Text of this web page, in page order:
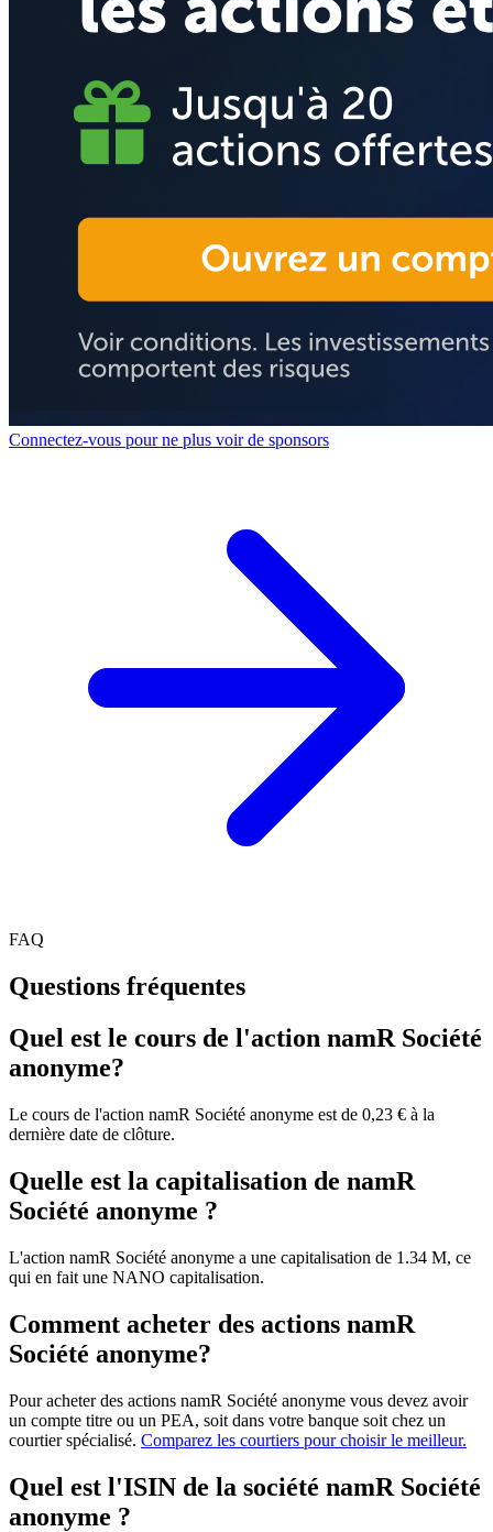
Connectez-vous pour ne plus voir de sponsors
FAQ
Questions fréquentes
Quel est le cours de l'action namR Société
anonyme?
Le cours de l'action namR Société anonyme est de 0,23 € à la
dernière date de clôture.
Quelle est la capitalisation de namR
Société anonyme ?
L'action namR Société anonyme a une capitalisation de 1.34 M, ce
qui en fait une NANO capitalisation.
Comment acheter des actions namR
Société anonyme?
Pour acheter des actions namR Société anonyme vous devez avoir
un compte titre ou un PEA, soit dans votre banque soit chez un
courtier spécialisé. Comparez les courtiers pour choisir le meilleur.
Quel est l'ISIN de la société namR Société
anonyme ?